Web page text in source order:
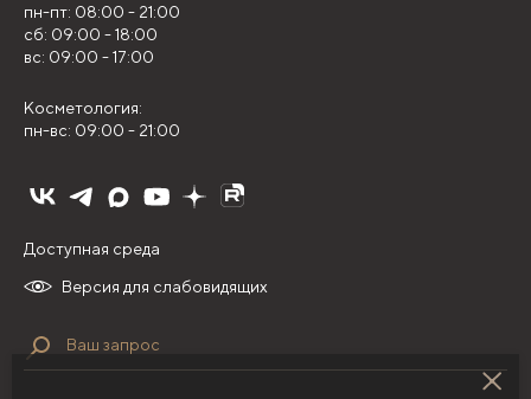
пн-пт: 08:00 - 21:00
сб: 09:00 - 18:00
вс: 09:00 - 17:00
Косметология:
пн-вс: 09:00 - 21:00
Версия для слабовидящих
Доступная среда